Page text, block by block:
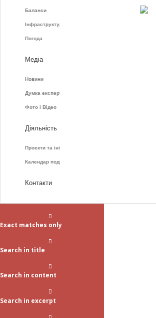
Баланси
Інфраструктура
Погода
Медіа
Новини
Думка експертів
Фото і Відео
Діяльність
Проекти та ініціативи
Календар подій
Контакти
Exact matches only
Search in title
Search in content
Search in excerpt